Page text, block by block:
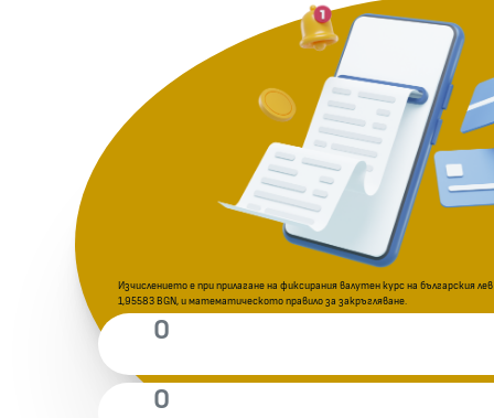
Изчислението е при прилагане на фиксирания валутен курс на българския
1,95583 BGN, и математическото правило за закръгляване.